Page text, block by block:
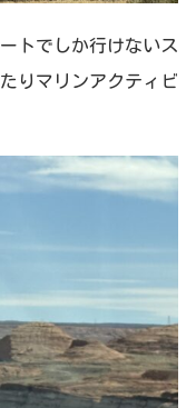
トでしか行けないス
りマリンアクティビ